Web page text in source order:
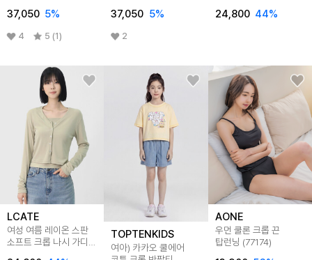
37,050 5%
4 5 (1)
37,050 5%
2
24,800 44%
LCATE
여성 여름 레이온 스판
소프트 크롭 나시 가디건
TOPTENKIDS
여아) 카카오 쿨에어
AONE
우먼 쿨론 크롭 끈
탑런닝 (77174)